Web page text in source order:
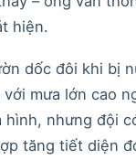
hiện.
dốc đôi khi bị
mưa lớn cao
nhưng đội
tăng tiết diện